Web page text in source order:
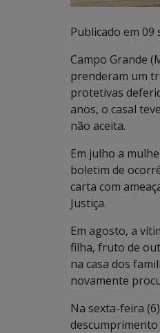
Publicado em 09
Campo Grande
prenderam um
protetivas
anos, o casal
não aceita.
Em julho a
boletim de
carta com
Justiça.
Em agosto, a
filha, fruto de
na casa dos
novamente
Na sexta-feira